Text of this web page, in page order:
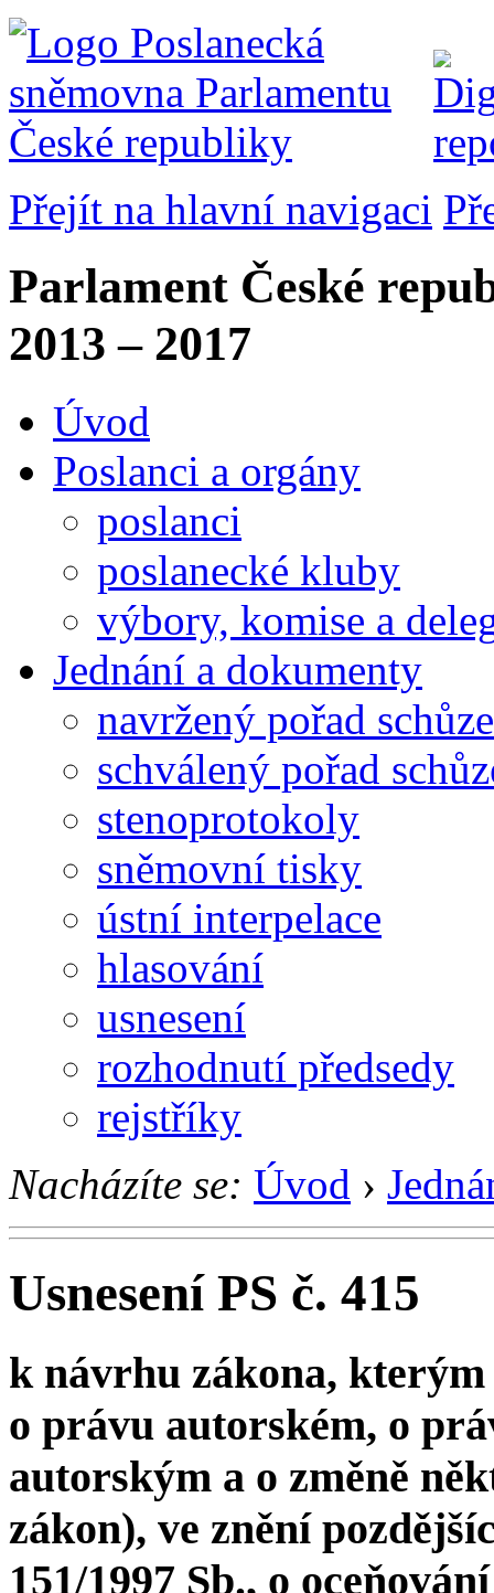
Přejít na hlavní navigaci
Parlament České
2013 – 2017
Úvod
Poslanci a orgány
poslanci
poslanecké kluby
výbory, komise a
Jednání a dokumenty
navržený pořad schůze
schválený pořad
stenoprotokoly
sněmovní tisky
ústní interpelace
hlasování
usnesení
rozhodnutí předsedy
rejstříky
Nacházíte se: Úvod ›
Usnesení PS č. 415
k návrhu zákona, kterým
o právu autorském, o
autorským a o změně
zákon), ve znění
151/1997 Sb., o